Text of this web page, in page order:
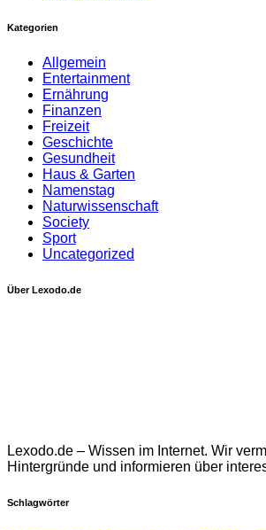
Kategorien
Allgemein
Entertainment
Ernährung
Finanzen
Freizeit
Geschichte
Gesundheit
Haus & Garten
Namenstag
Naturwissenschaft
Society
Sport
Uncategorized
Über Lexodo.de
Lexodo.de – Wissen im Internet. Wir
Hintergründe und informieren über
Schlagwörter